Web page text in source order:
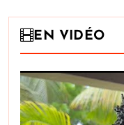
EN VIDÉO